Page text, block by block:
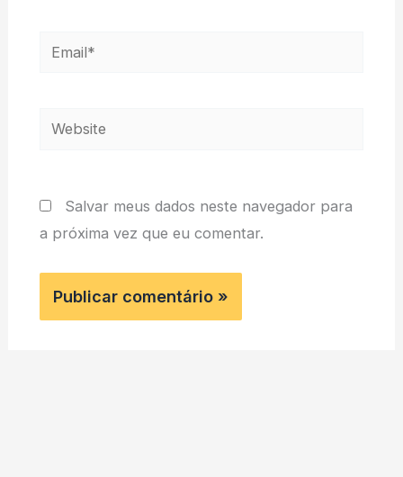
Email*
Website
Salvar meus dados neste navegador para
a próxima vez que eu comentar.